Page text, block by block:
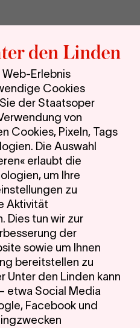
Web-Erlebnis
Cookies
der Staatsoper
von
Cookies, Pixeln, Tags
Die Auswahl
erlaubt die
um Ihre
zu
Aktivität
Dies tun wir zur
der
sowie um Ihnen
bereitstellen zu
Unter den Linden kann
etwa Social Media
Facebook und